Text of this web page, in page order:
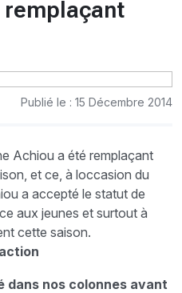
remplaçant
Publié le : 15 Décembre 2014
Achiou a été remplaçant
et ce, à loccasion du
a accepté le statut de
aux jeunes et surtout à
cette saison.
dans nos colonnes avant